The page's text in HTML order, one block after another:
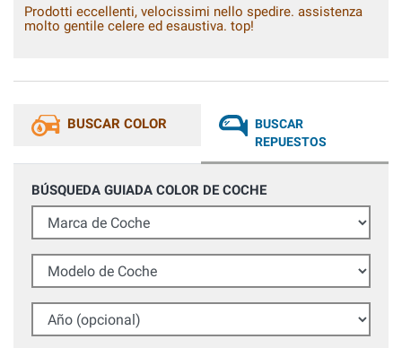
Prodotti eccellenti, velocissimi nello spedire. assistenza
molto gentile celere ed esaustiva. top!
BUSCAR COLOR
BUSCAR
REPUESTOS
BÚSQUEDA GUIADA COLOR DE COCHE
Marca de Coche
Modelo de Coche
Año (opcional)